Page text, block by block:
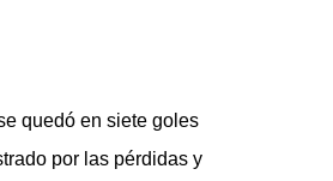
quedó en siete goles
por las pérdidas y